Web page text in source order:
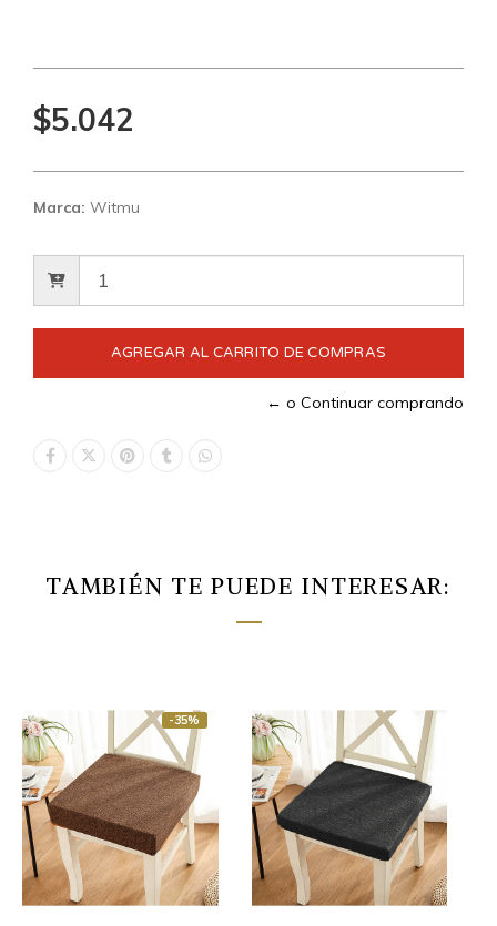
$5.042
Marca: Witmu
← o Continuar comprando
TAMBIÉN TE PUEDE INTERESAR:
-35%